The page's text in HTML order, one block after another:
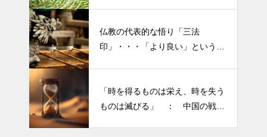
「山本由伸 完投｜2025年WS ド
ジャースVSブルージェイズで魅
大谷翔平選手 伝説の一
夜・・・ドジャースをワールド
跡
仏教の代表的な悟り「三法
印」・・・「より良い」という気
「時を得るものは栄え、時を失う
ものは滅びる」 ： 中国の戦国
半年ぶりの投稿です・・・さぼ
り癖がついてしまって・・・恥
ずかしぃ～ (〃ﾉωﾉ)
2026 今年初めての投稿・・・
テーマです。